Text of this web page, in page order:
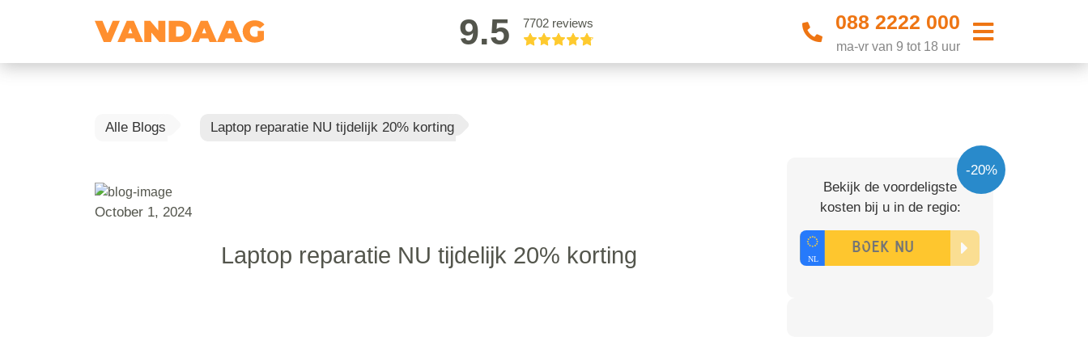
9.5 7702 reviews 088 2222 000
ma-vr van 9 tot 18 uur
Alle Blogs Laptop reparatie NU tijdelijk 20% korting
October 1, 2024
Laptop reparatie NU tijdelijk 20% korting
-20%
Bekijk de voordeligste
kosten bij u in de regio: